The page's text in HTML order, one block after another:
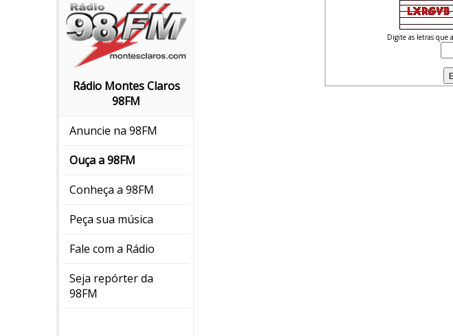
Rádio Montes Claros
98FM
Anuncie na 98FM
Ouça a 98FM
Conheça a 98FM
Peça sua música
Fale com a Rádio
Seja repórter da
98FM
Digite as letras que